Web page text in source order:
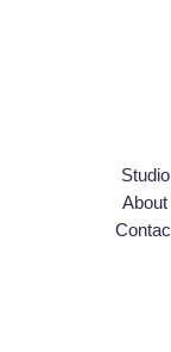
Studio
About